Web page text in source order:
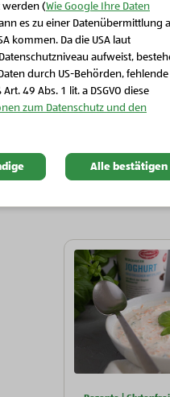
weiterverwenden!
Rüben und Hülsenfrüchten
es geht -frisch zubereiten
Sie dieses Feld
werden (Wie Google Ihre Daten
es zu einer Datenübermittlung
kommen. Da die USA laut
aufweist,
durch US-Behörden, fehlende
49 Abs. 1 lit. a DSGVO diese
zum Datenschutz und den
Alle bestätigen